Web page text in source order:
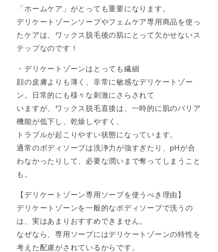
「ホームケア」がとっても重要になります。
デリケートゾーンソープやフェムケア専用商品を使っ
たケアは、ワックス脱毛後の肌にとって欠かせないス
テップなのです！
・デリケートゾーンはとっても繊細
顔の皮膚よりも薄く、非常に敏感なデリケートゾー
ン。日常的にも様々な刺激にさらされて
いますが、ワックス脱毛直後は、一時的に肌のバリア
機能が低下し、乾燥しやすく、
トラブルが起こりやすい状態になっています。
通常のボディソープは洗浄力が強すぎたり、pHが合
わなかったりして、必要な潤いまで奪ってしまうこと
も。
【デリケートゾーン専用ソープを使うべき理由】
デリケートゾーンを一般的なボディソープで洗うの
は、実はあまりおすすめできません。
なぜなら、専用ソープにはデリケートゾーンの特性を
考えた配慮がされているからです。